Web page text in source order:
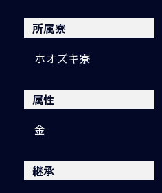
所属寮
ホオズキ寮
属性
金
継承